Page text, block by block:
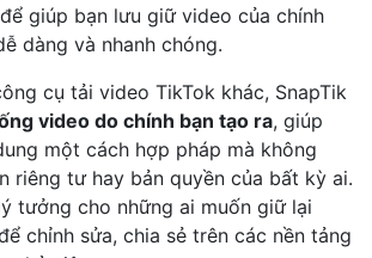
giúp bạn lưu giữ video của chính
dàng và nhanh chóng.
cụ tải video TikTok khác, SnapTik
video do chính bạn tạo ra, giúp
một cách hợp pháp mà không
riêng tư hay bản quyền của bất kỳ ai.
tưởng cho những ai muốn giữ lại
chỉnh sửa, chia sẻ trên các nền tảng